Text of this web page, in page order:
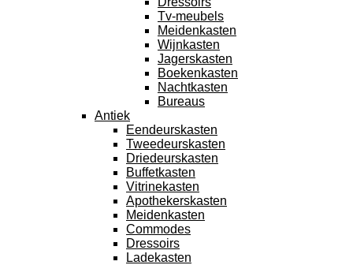
Tv-meubels
Meidenkasten
Wijnkasten
Jagerskasten
Boekenkasten
Nachtkasten
Bureaus
Antiek
Eendeurskasten
Tweedeurskasten
Driedeurskasten
Buffetkasten
Vitrinekasten
Apothekerskasten
Meidenkasten
Commodes
Dressoirs
Ladekasten